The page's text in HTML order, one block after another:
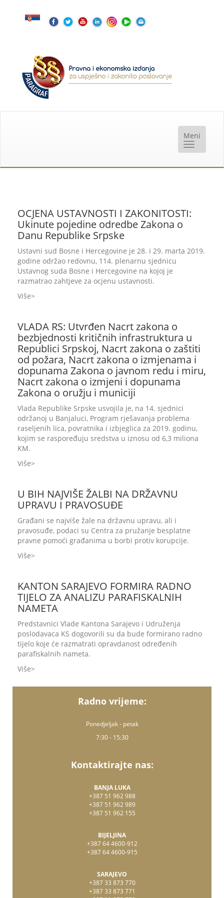
OCJENA USTAVNOSTI I ZAKONITOSTI:
Ukinute pojedine odredbe Zakona o
Danu Republike Srpske
Ustavni sud Bosne i Hercegovine je 28. i 29. marta 2019.
godine održao redovnu, 114. plenarnu sjednicu
Ustavnog suda Bosne i Hercegovine na kojoj je
razmatrao zahtjeve za ocjenu ustavnosti.
Više
VLADA RS: Utvrđen Nacrt zakona o
bezbjednosti kritičnih infrastruktura u
Republici Srpskoj, Nacrt zakona o zaštiti
od požara, Nacrt zakona o izmjenama i
dopunama Zakona o javnom redu i miru,
Nacrt zakona o izmjeni i dopunama
Zakona o oružju i municiji
Vlada Republike Srpske usvojila je, na 14. sjednici
održanoj u Banjaluci, Program rješavanja problema
raseljenih lica, povratnika i izbjeglica za 2019. godinu,
kojim se raspoređuju sredstva u iznosu od 6,3 miliona
KM.
Više
U BIH NAJVIŠE ŽALBI NA DRŽAVNU
UPRAVU I PRAVOSUĐE
Građani se najviše žale na državnu upravu, ali i
pravosuđe, podaci su Centra za pružanje besplatne
pravne pomoći građanima u borbi protiv korupcije.
Više
KANTON SARAJEVO FORMIRA RADNO
TIJELO ZA ANALIZU PARAFISKALNIH
NAMETA
Predstavnici Vlade Kantona Sarajevo i Udruženja
poslodavaca KS dogovorili su da bude formirano radno
tijelo koje će razmatrati opravdanost određenih
parafiskalnih nameta.
Više
Radno vrijeme:
Ponedjeljak - petak
7:30 - 15:30
Kontaktirajte nas:
BANJA LUKA
+387 51 962 988
+387 51 962 989
+387 51 962 155
BIJELJINA
+387 64 4600-912
+387 64 4600-915
SARAJEVO
+387 33 873 770
+387 33 873 771